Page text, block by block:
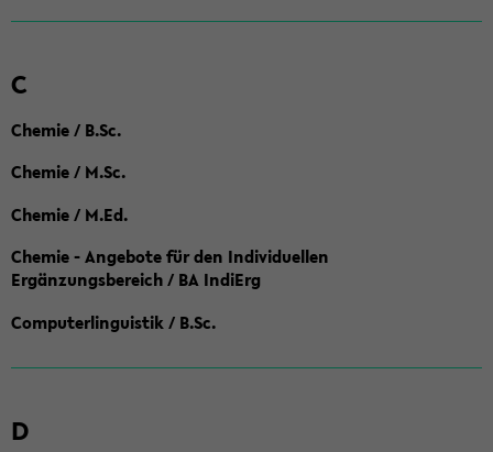
C
Chemie / B.Sc.
Chemie / M.Sc.
Chemie / M.Ed.
Chemie - Angebote für den Individuellen
Ergänzungsbereich / BA IndiErg
Computerlinguistik / B.Sc.
D